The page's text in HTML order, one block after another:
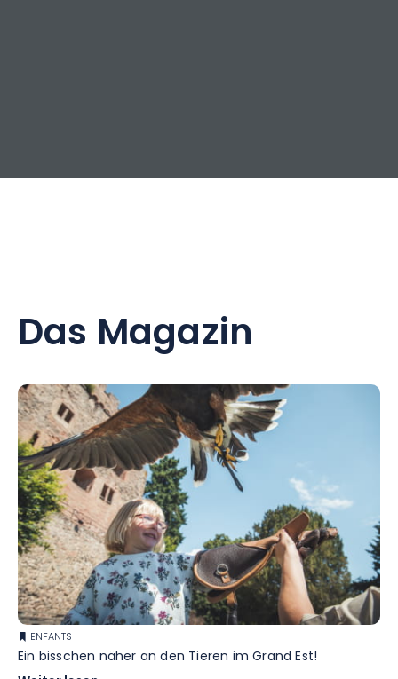
Das Magazin
ENFANTS
Ein bisschen näher an den Tieren im Grand Est!